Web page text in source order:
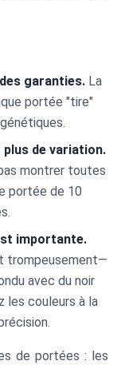
garanties. La
portée "tire"
de variation.
montrer toutes
portée de 10
importante.
trompeusement—
avec du noir
les couleurs à la
de portées : les